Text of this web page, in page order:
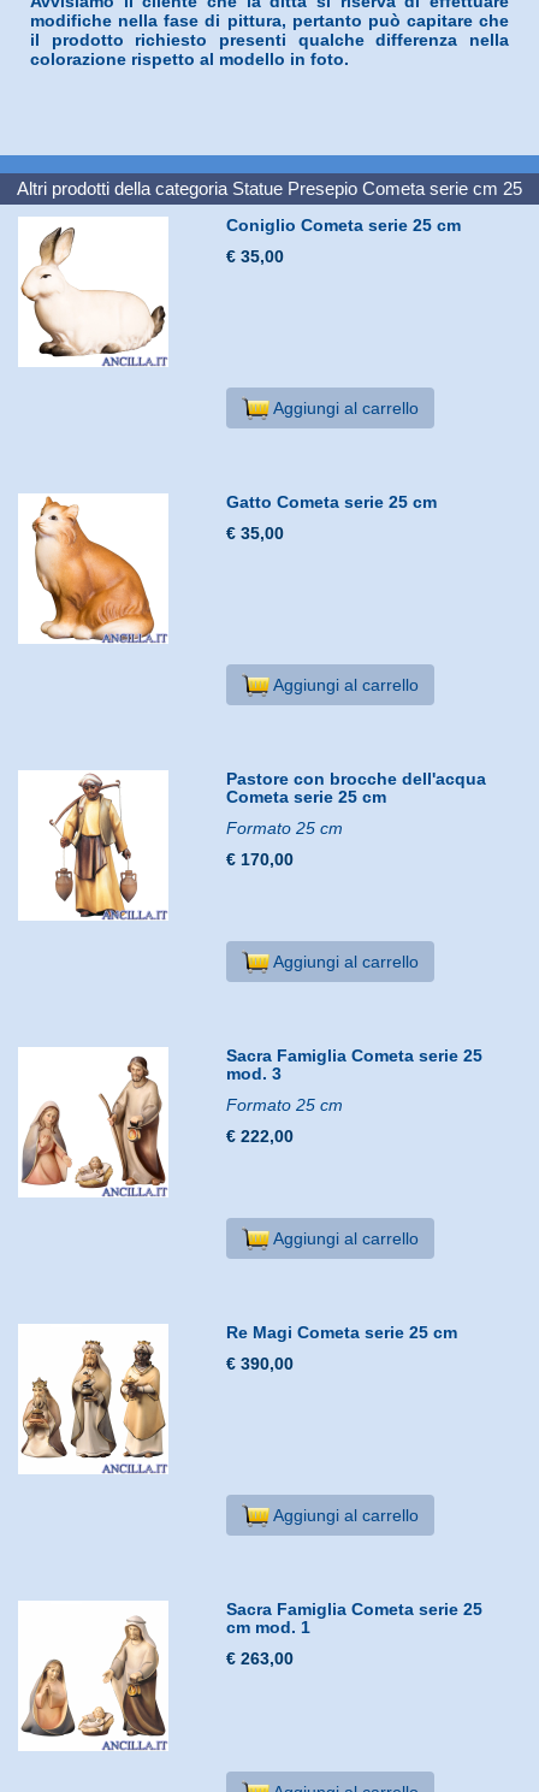
modifiche nella fase di pittura, pertanto può capitare che
il prodotto richiesto presenti qualche differenza nella
colorazione rispetto al modello in foto.
Altri prodotti della categoria Statue Presepio Cometa serie cm 25
Coniglio Cometa serie 25 cm
€ 35,00
Aggiungi al carrello
Gatto Cometa serie 25 cm
€ 35,00
Aggiungi al carrello
Pastore con brocche dell'acqua
Cometa serie 25 cm
Formato 25 cm
€ 170,00
Aggiungi al carrello
Sacra Famiglia Cometa serie 25
mod. 3
Formato 25 cm
€ 222,00
Aggiungi al carrello
Re Magi Cometa serie 25 cm
€ 390,00
Aggiungi al carrello
Sacra Famiglia Cometa serie 25
cm mod. 1
€ 263,00